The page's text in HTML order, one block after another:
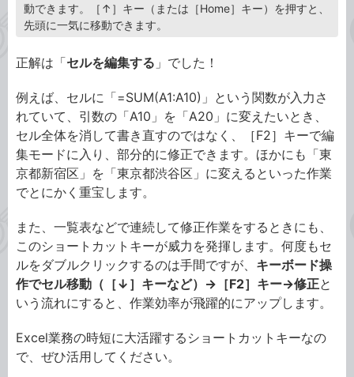
動できます。［↑］キー（または［Home］キー）を押すと、
先頭に一気に移動できます。
正解は「セルを編集する 」でした！
例えば、セルに「=SUM(A1:A10)」という関数が入力さ
れていて、引数の「A10」を「A20」に変えたいとき、
セル全体を消して書き直すのではなく、［F2］キーで編
集モードに入り、部分的に修正できます。ほかにも「東
京都新宿区」を「東京都渋谷区」に変えるといった作業
でとにかく重宝します。
また、一覧表などで連続して修正作業をするときにも、
このショートカットキーが威力を発揮します。何度もセ
ルをダブルクリックするのは手間ですが、 キーボード操
作でセル移動（［↓］キーなど）→［F2］キー→修正と
いう流れにすると、作業効率が飛躍的にアップします。
Excel業務の時短に大活躍するショートカットキーなの
で、ぜひ活用してください。